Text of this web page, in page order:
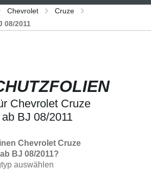
Chevrolet
Cruze
08/2011
Chevrolet Cruze
BJ 08/2011
Chevrolet Cruze
BJ 08/2011?
auswählen